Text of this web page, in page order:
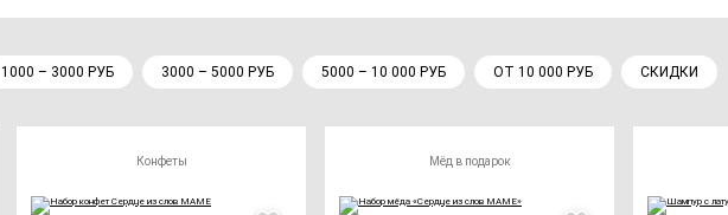
1000 – 3000 РУБ 3000 – 5000 РУБ 5000 – 10 000 РУБ ОТ 10 000 РУБ СКИДКИ
Конфеты Мёд в подарок